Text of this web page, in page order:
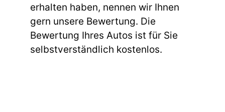
erhalten haben, nennen wir Ihnen
gern unsere Bewertung. Die
Bewertung Ihres Autos ist für Sie
selbstverständlich kostenlos.